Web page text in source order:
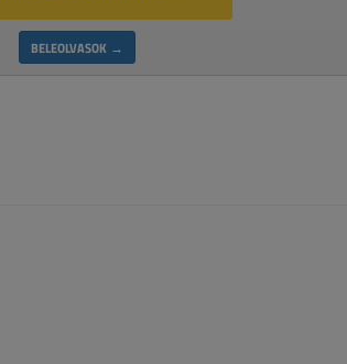
BELEOLVASOK →